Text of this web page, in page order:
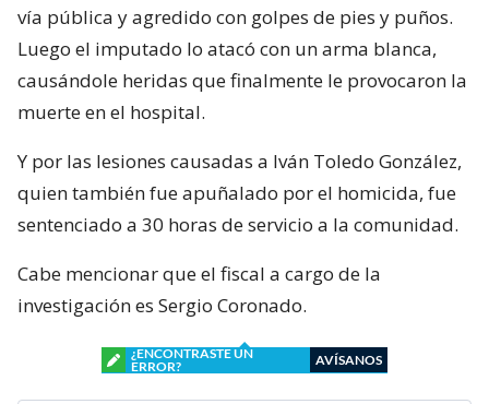
vía pública y agredido con golpes de pies y puños.
Luego el imputado lo atacó con un arma blanca,
causándole heridas que finalmente le provocaron la
muerte en el hospital.
Y por las lesiones causadas a Iván Toledo González,
quien también fue apuñalado por el homicida, fue
sentenciado a 30 horas de servicio a la comunidad.
Cabe mencionar que el fiscal a cargo de la
investigación es Sergio Coronado.
¿ENCONTRASTE UN
ERROR?
AVÍSANOS